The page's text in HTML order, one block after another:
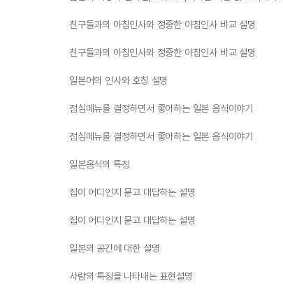
친구들과의 아침인사와 정중한 아침인사 비교 설명
친구들과의 아침인사와 정중한 아침인사 비교 설명
일본어의 인사와 호칭 설명
점심메뉴를 결정하면서 좋아하는 일본 음식이야기
점심메뉴를 결정하면서 좋아하는 일본 음식이야기
일본음식의 특징
집이 어디인지 묻고 대답하는 설명
집이 어디인지 묻고 대답하는 설명
일본의 공간에 대한 설명
사람의 특징을 나타내는 표현설명